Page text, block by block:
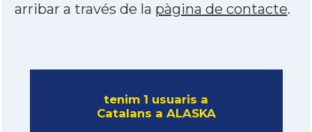
arribar a través de la pàgina de contacte.
tenim 1 usuaris a
Catalans a ALASKA